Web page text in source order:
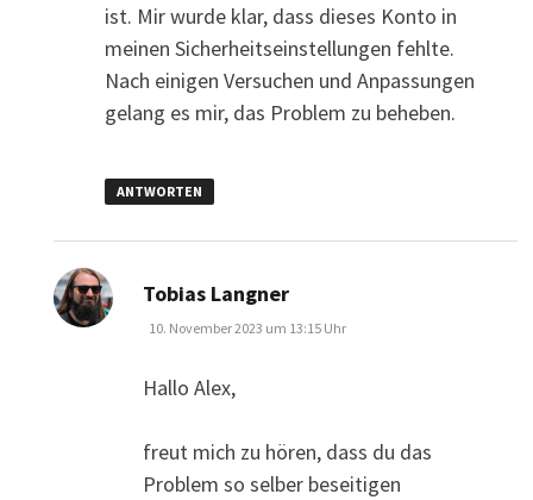
ist. Mir wurde klar, dass dieses Konto in
meinen Sicherheitseinstellungen fehlte.
Nach einigen Versuchen und Anpassungen
gelang es mir, das Problem zu beheben.
ANTWORTEN
Tobias Langnersagt:
10. November 2023 um 13:15 Uhr
Hallo Alex,
freut mich zu hören, dass du das
Problem so selber beseitigen